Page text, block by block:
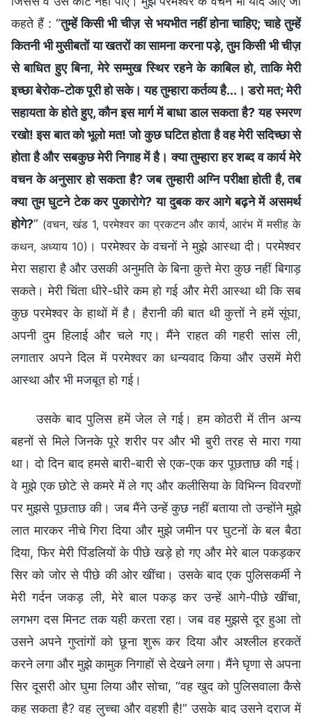
कहते हैं : “तुम्हें किसी भी चीज़ से भयभीत नहीं होना चाहिए; चाहे तुम्हें
कितनी भी मुसीबतों या खतरों का सामना करना पड़े, तुम किसी भी चीज़
से बाधित हुए बिना, मेरे सम्मुख स्थिर रहने के काबिल हो, ताकि मेरी
इच्छा बेरोक-टोक पूरी हो सके। यह तुम्हारा कर्तव्य है...। डरो मत; मेरी
सहायता के होते हुए, कौन इस मार्ग में बाधा डाल सकता है? यह स्मरण
रखो! इस बात को भूलो मत! जो कुछ घटित होता है वह मेरी सदिच्छा से
होता है और सबकुछ मेरी निगाह में है। क्या तुम्हारा हर शब्द व कार्य मेरे
वचन के अनुसार हो सकता है? जब तुम्हारी अग्नि परीक्षा होती है, तब
क्या तुम घुटने टेक कर पुकारोगे? या दुबक कर आगे बढ़ने में असमर्थ
होगे?” (वचन, खंड 1, परमेश्वर का प्रकटन और कार्य, आरंभ में मसीह के
कथन, अध्याय 10) । परमेश्वर के वचनों ने मुझे आस्था दी। परमेश्वर
मेरा सहारा है और उसकी अनुमति के बिना कुत्ते मेरा कुछ नहीं बिगाड़
सकते। मेरी चिंता धीरे-धीरे कम हो गई और मेरी आस्था थी कि सब
कुछ परमेश्वर के हाथों में है। हैरानी की बात थी कुत्तों ने हमें सूंघा,
अपनी दुम हिलाई और चले गए। मैंने राहत की गहरी सांस ली,
लगातार अपने दिल में परमेश्वर का धन्यवाद किया और उसमें मेरी
आस्था और भी मजबूत हो गई।
उसके बाद पुलिस हमें जेल ले गई। हम कोठरी में तीन अन्य
बहनों से मिले जिनके पूरे शरीर पर और भी बुरी तरह से मारा गया
था। दो दिन बाद हमसे बारी-बारी से एक-एक कर पूछताछ की गई।
वे मुझे एक छोटे से कमरे में ले गए और कलीसिया के विभिन्न विवरणों
पर मुझसे पूछताछ की। जब मैंने उन्हें कुछ नहीं बताया तो उन्होंने मुझे
लात मारकर नीचे गिरा दिया और मुझे जमीन पर घुटनों के बल बैठा
दिया, फिर मेरी पिंडलियों के पीछे खड़े हो गए और मेरे बाल पकड़कर
सिर को जोर से पीछे की ओर खींचा। उसके बाद एक पुलिसकर्मी ने
मेरी गर्दन जकड़ ली, मेरे बाल पकड़ कर उन्हें आगे-पीछे खींचा,
लगभग दस मिनट तक यही करता रहा। जब वह मुझसे दूर हुआ तो
उसने अपने गुप्तांगों को छूना शुरू कर दिया और अश्लील हरकतें
करने लगा और मुझे कामुक निगाहों से देखने लगा। मैंने घृणा से अपना
सिर दूसरी ओर घुमा लिया और सोचा, “वह खुद को पुलिसवाला कैसे
कह सकता है? वह लुच्चा और वहशी है!” उसके बाद उसने दराज में